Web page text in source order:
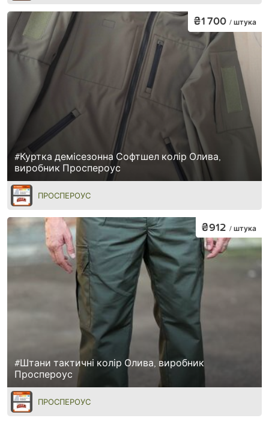
#Куртка демісезонна Софтшел колір Олива,
виробник Проспероус
₴1 700 / штука
ПРОСПЕРОУС
#Штани тактичні колір Олива, виробник
Проспероус
₴912 / штука
ПРОСПЕРОУС